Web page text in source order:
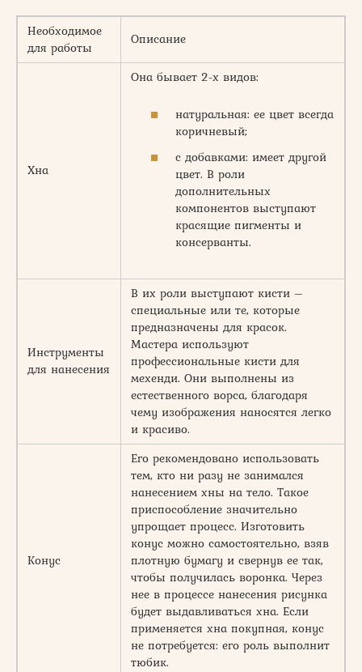
Необходимое
для работы
Описание
Хна
Она бывает 2-х видов:
натуральная: ее цвет всегда
коричневый;
с добавками: имеет другой
цвет. В роли
дополнительных
компонентов выступают
красящие пигменты и
консерванты.
Инструменты
для нанесения
В их роли выступают кисти –
специальные или те, которые
предназначены для красок.
Мастера используют
профессиональные кисти для
мехенди. Они выполнены из
естественного ворса, благодаря
чему изображения наносятся легко
и красиво.
Конус
Его рекомендовано использовать
тем, кто ни разу не занимался
нанесением хны на тело. Такое
приспособление значительно
упрощает процесс. Изготовить
конус можно самостоятельно, взяв
плотную бумагу и свернув ее так,
чтобы получилась воронка. Через
нее в процессе нанесения рисунка
будет выдавливаться хна. Если
применяется хна покупная, конус
не потребуется: его роль выполнит
тюбик.